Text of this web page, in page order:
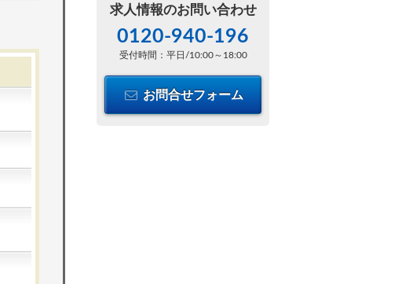
求人情報のお問い合わせ
0120-940-196
受付時間：平日/10:00～18:00
お問合せフォーム